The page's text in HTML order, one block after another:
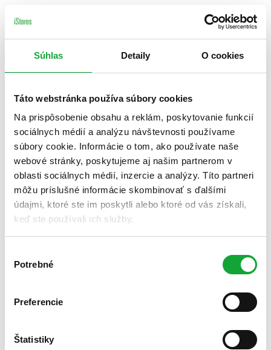
Súhlas Detaily O cookies
Táto webstránka používa súbory cookies
Na prispôsobenie obsahu a reklám, poskytovanie funkcií
sociálnych médií a analýzu návštevnosti používame
súbory cookie. Informácie o tom, ako používate naše
webové stránky, poskytujeme aj našim partnerom v
oblasti sociálnych médií, inzercie a analýzy. Títo partneri
môžu príslušné informácie skombinovať s ďalšími
údajmi, ktoré ste im poskytli alebo ktoré od vás získali,
keď ste používali ich služby.
súhlasu
Potrebné
Preferencie
Štatistiky